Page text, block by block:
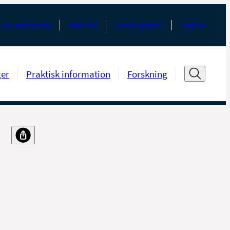
Job-applicants Nyheder Om hospitalet English
Praktisk information Forskning